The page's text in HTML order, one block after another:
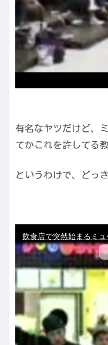
有名なヤツだけど、
てかこれを許してる
というわけで、どっ